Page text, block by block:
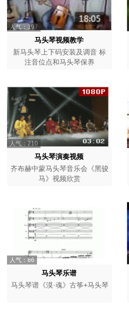
人气：197
马头琴视频教学
新马头琴上下码安装及调音 标
注音位点和马头琴保养
人气：210
马头琴演奏视频
齐布赫中蒙马头琴音乐会《黑骏
马》视频欣赏
人气：86
马头琴乐谱
马头琴谱《漠·魂》古筝+马头琴